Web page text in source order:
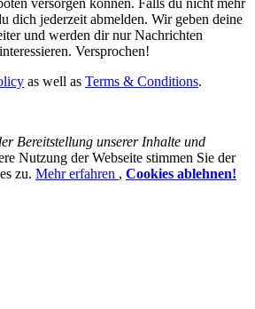
versorgen können. Falls du nicht mehr
dich jederzeit abmelden. Wir geben deine
und werden dir nur Nachrichten
Versprochen!
as well as Terms & Conditions.
Bereitstellung unserer Inhalte und
Nutzung der Webseite stimmen Sie der
zu. Mehr erfahren , Cookies ablehnen!